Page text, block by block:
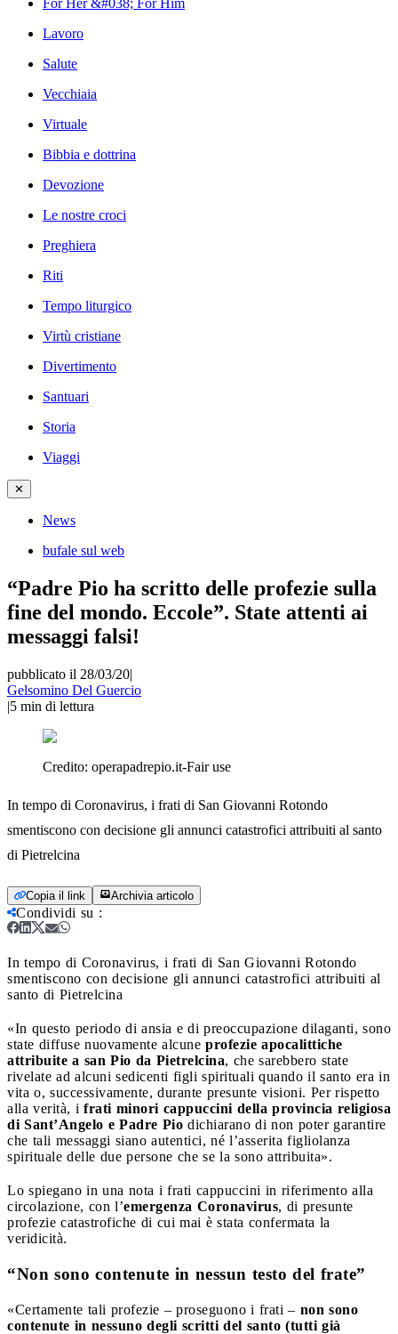
For Her &#038; For Him
Lavoro
Salute
Vecchiaia
Virtuale
Bibbia e dottrina
Devozione
Le nostre croci
Preghiera
Riti
Tempo liturgico
Virtù cristiane
Divertimento
Santuari
Storia
Viaggi
✕
News
bufale sul web
“Padre Pio ha scritto delle profezie sulla
fine del mondo. Eccole”. State attenti ai
messaggi falsi!
pubblicato il 28/03/20|
Gelsomino Del Guercio
|5 min di lettura
Credito: operapadrepio.it-Fair use
In tempo di Coronavirus, i frati di San Giovanni Rotondo
smentiscono con decisione gli annunci catastrofici attribuiti al santo
di Pietrelcina
Copia il link Archivia articolo
Condividi su :
In tempo di Coronavirus, i frati di San Giovanni Rotondo
smentiscono con decisione gli annunci catastrofici attribuiti al
santo di Pietrelcina
«In questo periodo di ansia e di preoccupazione dilaganti, sono
state diffuse nuovamente alcune profezie apocalittiche
attribuite a san Pio da Pietrelcina, che sarebbero state
rivelate ad alcuni sedicenti figli spirituali quando il santo era in
vita o, successivamente, durante presunte visioni. Per rispetto
alla verità, i frati minori cappuccini della provincia religiosa
di Sant’Angelo e Padre Pio dichiarano di non poter garantire
che tali messaggi siano autentici, né l’asserita figliolanza
spirituale delle due persone che se la sono attribuita».
Lo spiegano in una nota i frati cappuccini in riferimento alla
circolazione, con l’emergenza Coronavirus, di presunte
profezie catastrofiche di cui mai è stata confermata la
veridicità.
“Non sono contenute in nessun testo del frate”
«Certamente tali profezie – proseguono i frati – non sono
contenute in nessuno degli scritti del santo (tutti già